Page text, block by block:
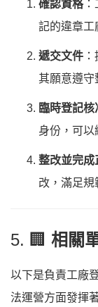
確認資格：
記的違章工
遞交文件
其願意遵守
臨時登記核
身份，可以
整改並完成
改，滿足規
5. 🏢 相關
以下是負責工廠
法運營方面發揮